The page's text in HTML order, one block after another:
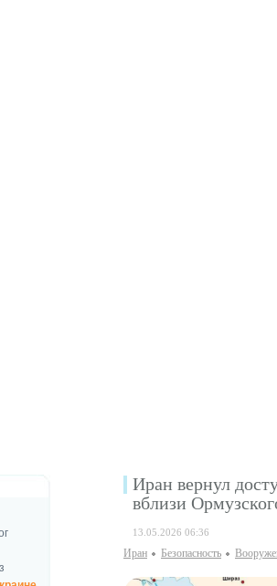
Иран вернул
вблизи
13.05.2026 06:36
Иран Безопаcность